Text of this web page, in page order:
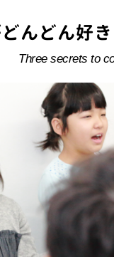
んどん好
Three secrets to